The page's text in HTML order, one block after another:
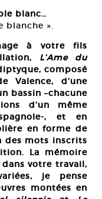
blanc…
blanche ».
à votre fils
L’Ame du
composé
Valence, d’une
bassin –chacune
d’un même
, et en
en forme de
des mots inscrits
La mémoire
votre travail,
je pense
montées en